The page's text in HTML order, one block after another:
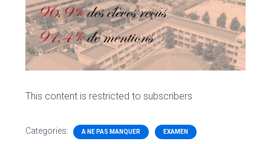
This content is restricted to subscribers
Categories: A NE PAS MANQUER EXAMEN